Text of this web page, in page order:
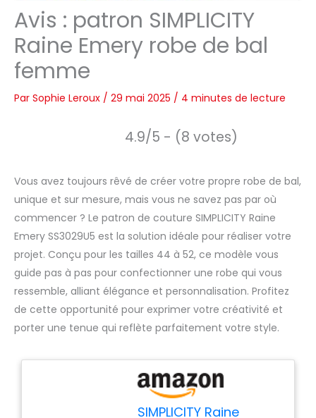
Avis : patron SIMPLICITY
Raine Emery robe de bal
femme
Par Sophie Leroux / 29 mai 2025 / 4 minutes de lecture
4.9/5 - (8 votes)
Vous avez toujours rêvé de créer votre propre robe de bal,
unique et sur mesure, mais vous ne savez pas par où
commencer ? Le patron de couture SIMPLICITY Raine
Emery SS3029U5 est la solution idéale pour réaliser votre
projet. Conçu pour les tailles 44 à 52, ce modèle vous
guide pas à pas pour confectionner une robe qui vous
ressemble, alliant élégance et personnalisation. Profitez
de cette opportunité pour exprimer votre créativité et
porter une tenue qui reflète parfaitement votre style.
SIMPLICITY Raine